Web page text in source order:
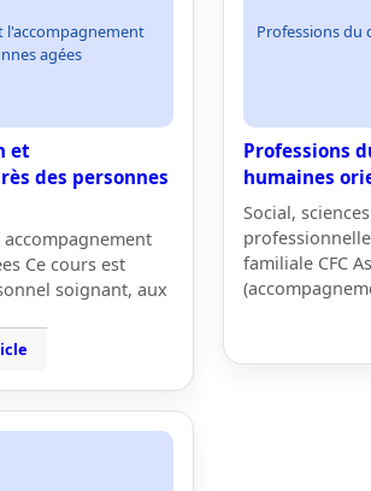
l'accompagnement
agées
et
des personnes
Ce cours est
soignant, aux
Professions du
Professions
humaines
Social,
familiale CFC